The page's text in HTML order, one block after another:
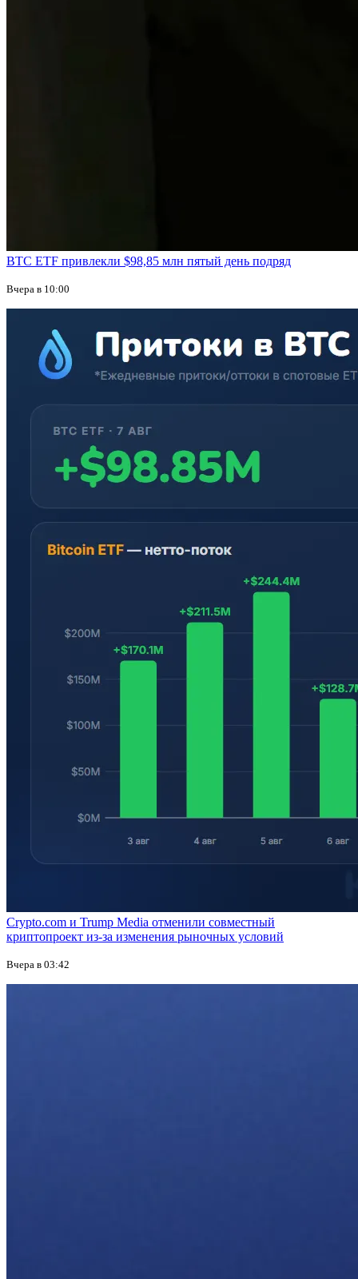
BTC ETF привлекли $98,85 млн пятый день подряд
Вчера в 10:00
Crypto.com и Trump Media отменили совместный
криптопроект из-за изменения рыночных условий
Вчера в 03:42